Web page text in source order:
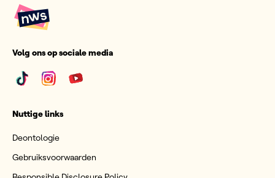
Volg ons op sociale media
Nuttige links
Deontologie
Gebruiksvoorwaarden